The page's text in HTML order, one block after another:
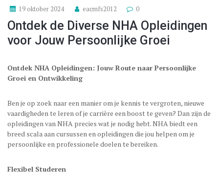
19 oktober 2024 eacmfs2012 0
Ontdek de Diverse NHA Opleidingen
voor Jouw Persoonlijke Groei
Ontdek NHA Opleidingen: Jouw Route naar Persoonlijke
Groei en Ontwikkeling
Ben je op zoek naar een manier om je kennis te vergroten, nieuwe
vaardigheden te leren of je carrière een boost te geven? Dan zijn de
opleidingen van NHA precies wat je nodig hebt. NHA biedt een
breed scala aan cursussen en opleidingen die jou helpen om je
persoonlijke en professionele doelen te bereiken.
Flexibel Studeren